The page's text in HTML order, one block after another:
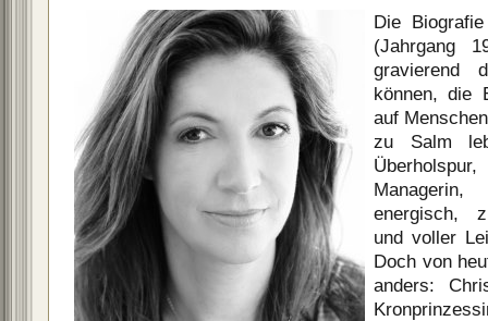
Die
(Jahrgang
gravierend
können, die
auf
zu Salm
energisch,
und voller
Doch von
anders: